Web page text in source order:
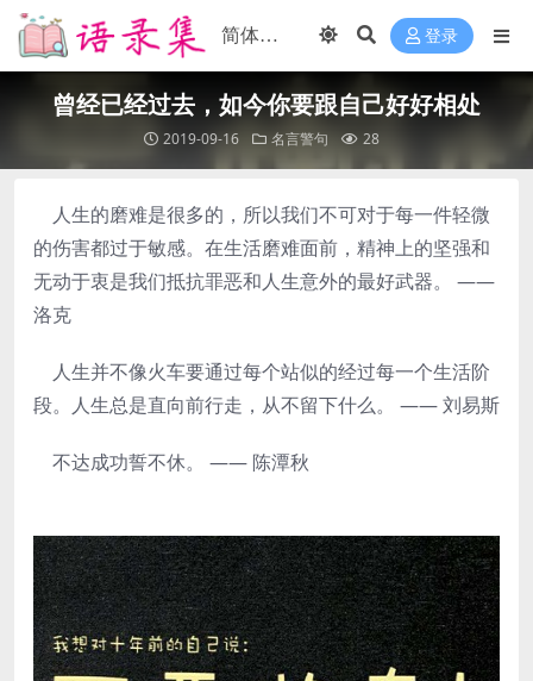
登录
曾经已经过去，如今你要跟自己好好相处
2019-09-16 名言警句 28
人生的磨难是很多的，所以我们不可对于每一件轻微
的伤害都过于敏感。在生活磨难面前，精神上的坚强和
无动于衷是我们抵抗罪恶和人生意外的最好武器。 ——
洛克
人生并不像火车要通过每个站似的经过每一个生活阶
段。人生总是直向前行走，从不留下什么。 —— 刘易斯
不达成功誓不休。 —— 陈潭秋